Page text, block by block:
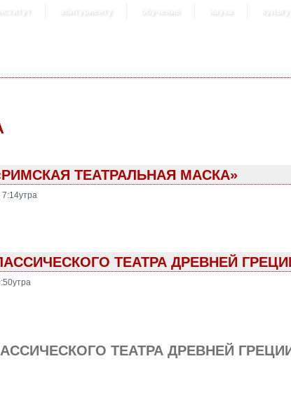
абитуриенту обучение наука
ТЕАТРАЛЬНАЯ МАСКА»
ТЕАТРА ДРЕВНЕЙ
ТЕАТРА ДРЕВНЕЙ